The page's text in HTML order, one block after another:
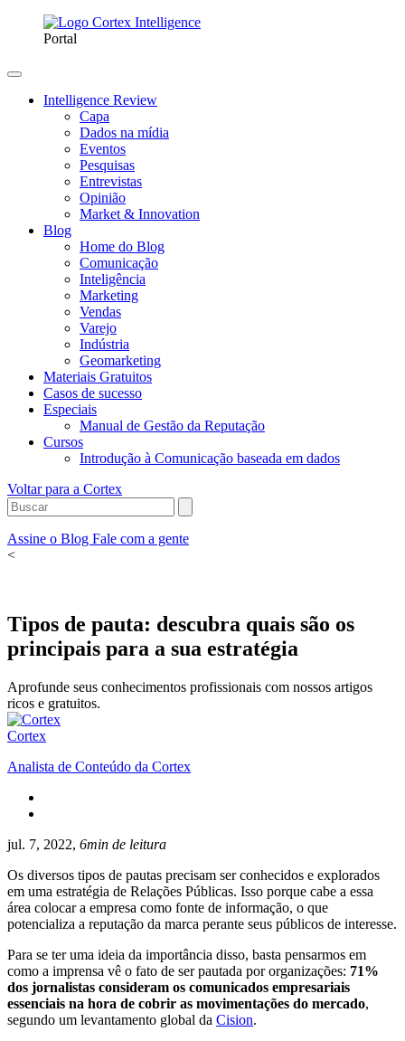
Portal
Intelligence Review
Capa
Dados na mídia
Eventos
Pesquisas
Entrevistas
Opinião
Market & Innovation
Blog
Home do Blog
Comunicação
Inteligência
Marketing
Vendas
Varejo
Indústria
Geomarketing
Materiais Gratuitos
Casos de sucesso
Especiais
Manual de Gestão da Reputação
Cursos
Introdução à Comunicação baseada em dados
Voltar para a Cortex
Assine o Blog Fale com a gente
<
Tipos de pauta: descubra quais são os
principais para a sua estratégia
Aprofunde seus conhecimentos profissionais com nossos artigos
ricos e gratuitos.
Cortex
Analista de Conteúdo da Cortex
jul. 7, 2022, 6min de leitura
Os diversos tipos de pautas precisam ser conhecidos e explorados
em uma estratégia de Relações Públicas. Isso porque cabe a essa
área colocar a empresa como fonte de informação, o que
potencializa a reputação da marca perante seus públicos de interesse.
Para se ter uma ideia da importância disso, basta pensarmos em
como a imprensa vê o fato de ser pautada por organizações: 71%
dos jornalistas consideram os comunicados empresariais
essenciais na hora de cobrir as movimentações do mercado,
segundo um levantamento global da Cision.